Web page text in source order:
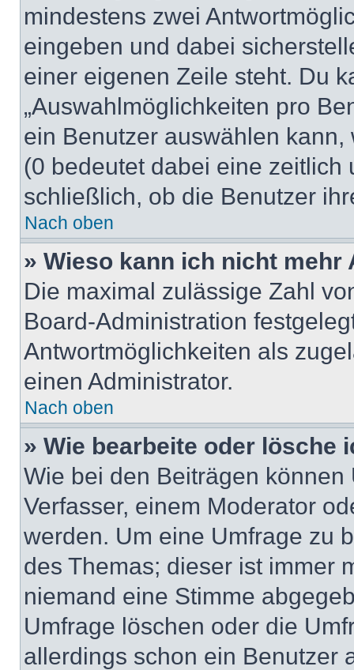
mindestens zwei
eingeben und dabei
einer eigenen Zeile steht. Du
„Auswahlmöglichkeiten pro
ein Benutzer auswählen
(0 bedeutet dabei eine
schließlich, ob die Benutzer
Nach oben
» Wieso kann ich nicht
Die maximal zulässige Zahl
Board-Administration
Antwortmöglichkeiten als
einen Administrator.
Nach oben
» Wie bearbeite oder lösche
Wie bei den Beiträgen
Verfasser, einem Moderator
werden. Um eine Umfrage zu
des Themas; dieser ist immer
niemand eine Stimme
Umfrage löschen oder die
allerdings schon ein Benutzer